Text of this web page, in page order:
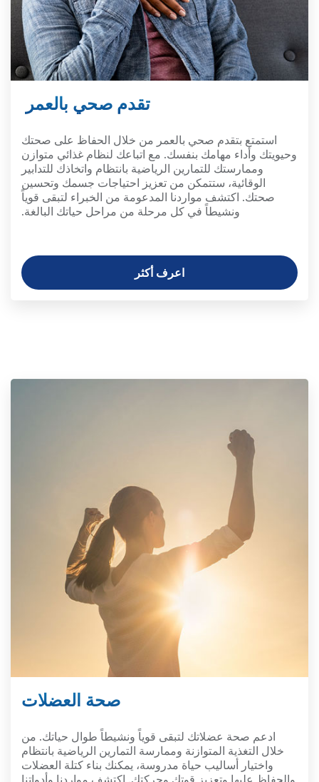
تقدم صحي بالعمر
استمتع بتقدم صحي بالعمر من خلال الحفاظ على صحتك
وحيويتك وأداء مهامك بنفسك. مع اتباعك لنظام غذائي متوازن
وممارستك للتمارين الرياضية بانتظام واتخاذك للتدابير
الوقائية، ستتمكن من تعزيز احتياجات جسمك وتحسين
صحتك. اكتشف مواردنا المدعومة من الخبراء لتبقى قوياً
ونشيطاً في كل مرحلة من مراحل حياتك البالغة.
اعرف أكثر
صحة العضلات
ادعم صحة عضلاتك لتبقى قوياً ونشيطاً طوال حياتك. من
خلال التغذية المتوازنة وممارسة التمارين الرياضية بانتظام
واختيار أساليب حياة مدروسة، يمكنك بناء كتلة العضلات
والحفاظ عليها وتعزيز قوتك وحركتك. اكتشف مواردنا وأدواتنا